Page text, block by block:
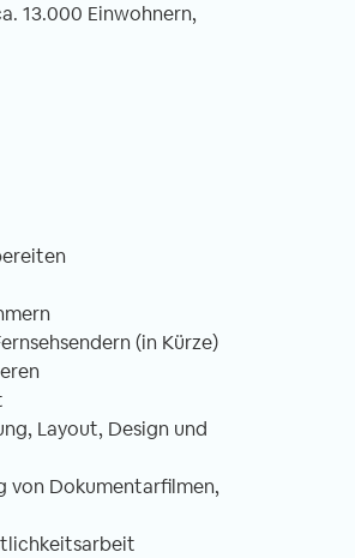
13.000 Einwohnern,
(in Kürze)
Layout, Design und
von Dokumentarfilmen,